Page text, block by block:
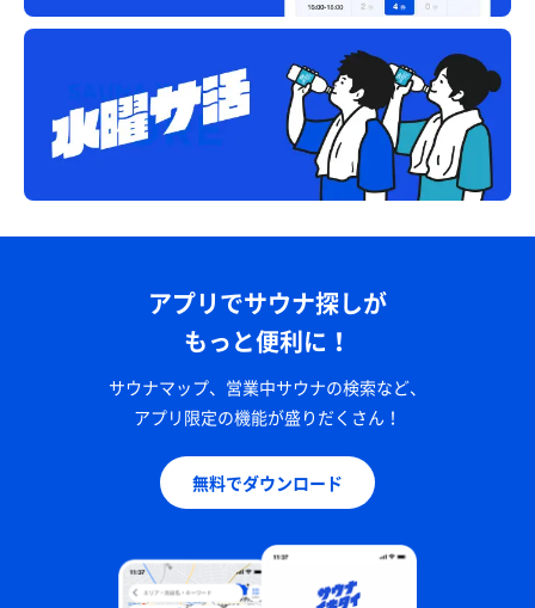
アプリでサウナ探しが
もっと便利に！
サウナマップ、営業中サウナの検索など、
アプリ限定の機能が盛りだくさん！
無料でダウンロード